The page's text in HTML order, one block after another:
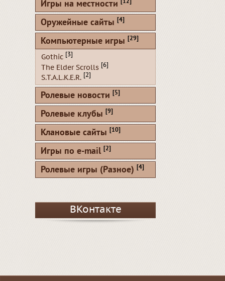
Игры на местности
Оружейные сайты [4]
Компьютерные игры [29]
Gothic [3]
The Elder Scrolls [6]
S.T.A.L.K.E.R. [2]
Ролевые новости [5]
Ролевые клубы [9]
Клановые сайты [10]
Игры по e-mail [2]
Ролевые игры (Разное) [4]
ВКонтакте